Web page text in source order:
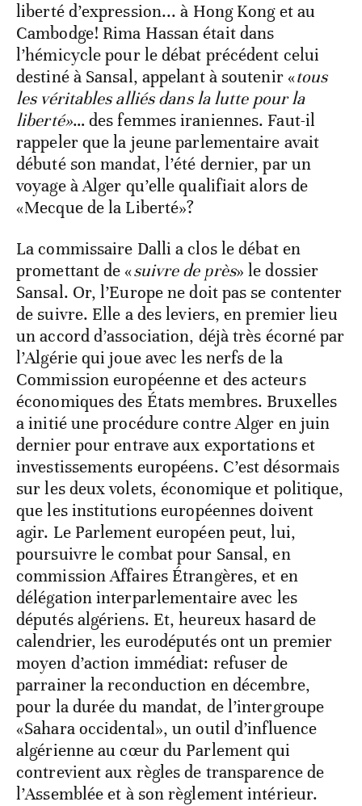
liberté d’expression... à Hong Kong et au
Cambodge! Rima Hassan était dans
l’hémicycle pour le débat précédent celui
destiné à Sansal, appelant à soutenir «tous
les véritables alliés dans la lutte pour la
liberté»… des femmes iraniennes. Faut-il
rappeler que la jeune parlementaire avait
débuté son mandat, l’été dernier, par un
voyage à Alger qu’elle qualifiait alors de
«Mecque de la Liberté»?
La commissaire Dalli a clos le débat en
promettant de «suivre de près» le dossier
Sansal. Or, l’Europe ne doit pas se contenter
de suivre. Elle a des leviers, en premier lieu
un accord d’association, déjà très écorné par
l’Algérie qui joue avec les nerfs de la
Commission européenne et des acteurs
économiques des États membres. Bruxelles
a initié une procédure contre Alger en juin
dernier pour entrave aux exportations et
investissements européens. C’est désormais
sur les deux volets, économique et politique,
que les institutions européennes doivent
agir. Le Parlement européen peut, lui,
poursuivre le combat pour Sansal, en
commission Affaires Étrangères, et en
délégation interparlementaire avec les
députés algériens. Et, heureux hasard de
calendrier, les eurodéputés ont un premier
moyen d’action immédiat: refuser de
parrainer la reconduction en décembre,
pour la durée du mandat, de l’intergroupe
«Sahara occidental», un outil d’influence
algérienne au cœur du Parlement qui
contrevient aux règles de transparence de
l’Assemblée et à son règlement intérieur.